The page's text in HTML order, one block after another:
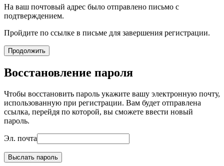
На ваш почтовый адрес было отправлено письмо с
подтверждением.
Пройдите по ссылке в письме для завершения регистрации.
Продолжить
Восстановление пароля
Чтобы восстановить пароль укажите вашу электронную почту,
использованную при регистрации. Вам будет отправлена
ссылка, перейдя по которой, вы сможете ввести новый
пароль.
Эл. почта
Выслать пароль